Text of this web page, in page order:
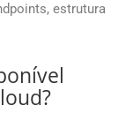
estrutura